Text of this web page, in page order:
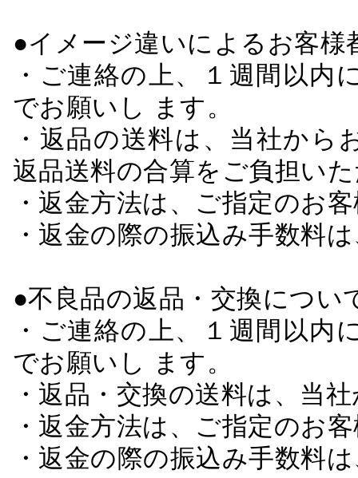
●イメージ違いによるお客
・ご連絡の上、１週間以
でお願いし ます。
・返品の送料は、当社か
返品送料の合算をご負担い
・返金方法は、ご指定のお
・返金の際の振込み手数料
●不良品の返品・交換につい
・ご連絡の上、１週間以
でお願いし ます。
・返品・交換の送料は、当
・返金方法は、ご指定のお
・返金の際の振込み手数料